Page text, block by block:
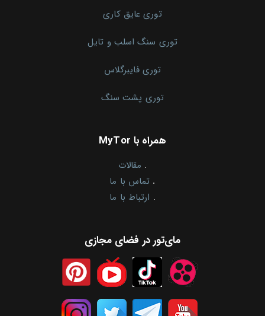
توری عایق کاری
توری سنگ اسلب و تایل
توری فایبرگلاس
توری پشت سنگ
همراه با MyTor
. مقالات
. تماس با ما
. ارتباط با ما
مای‌تور در فضای مجازی